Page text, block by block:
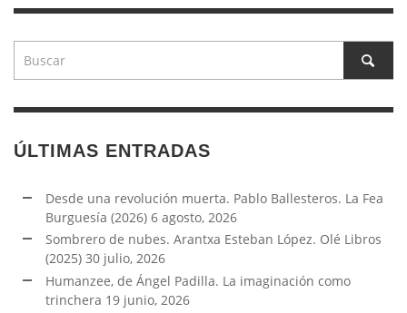
ÚLTIMAS ENTRADAS
Desde una revolución muerta. Pablo Ballesteros. La Fea
Burguesía (2026) 6 agosto, 2026
Sombrero de nubes. Arantxa Esteban López. Olé Libros
(2025) 30 julio, 2026
Humanzee, de Ángel Padilla. La imaginación como
trinchera 19 junio, 2026